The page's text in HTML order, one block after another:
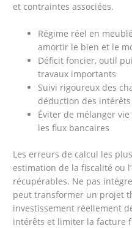
et contraintes associées.
Régime réel en
amortir le bien et le
Déficit foncier, outil
travaux importants
Suivi rigoureux des
déduction des intérêts
Éviter de mélanger
les flux bancaires
Les erreurs de calcul les
estimation de la fiscalité ou
récupérables. Ne pas
peut transformer un projet
investissement réellement
intérêts et limiter la facture